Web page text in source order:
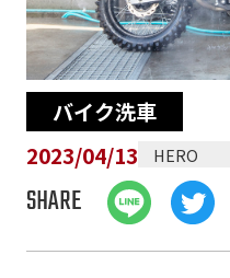
バイク洗車
2023/04/13
HERO
SHARE